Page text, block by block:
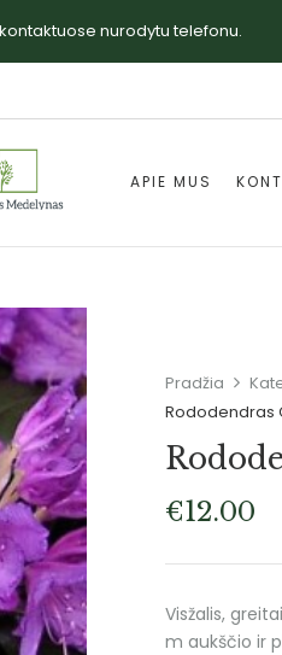
nurodytu telefonu.
APIE MUS
Pradžia
Rododendras
€12.00
Visžalis,
m aukščio ir